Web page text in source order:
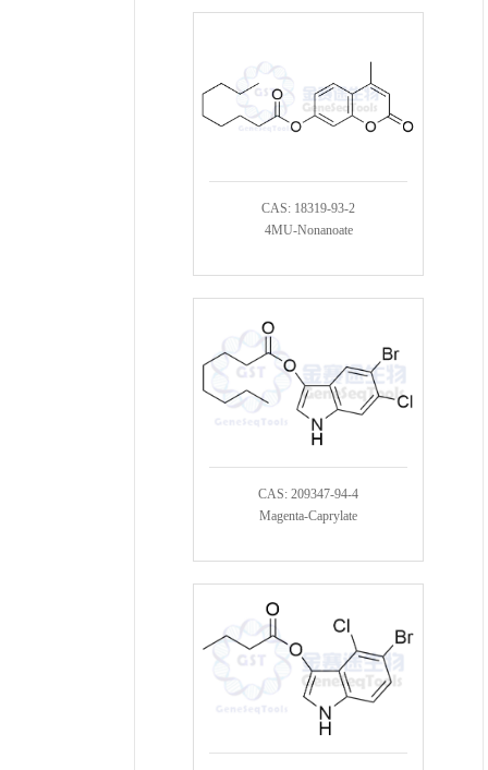
CAS: 18319-93-2
4MU-Nonanoate
CAS: 209347-94-4
Magenta-Caprylate